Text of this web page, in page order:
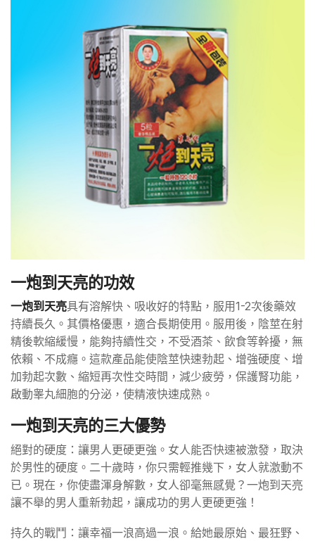
一炮到天亮的功效
一炮到天亮具有溶解快、吸收好的特點，服用1-2次後藥效
持續長久。其價格優惠，適合長期使用。服用後，陰莖在射
精後軟縮緩慢，能夠持續性交，不受酒茶、飲食等幹擾，無
依賴、不成癮。這款產品能使陰莖快速勃起、增強硬度、增
加勃起次數、縮短再次性交時間，減少疲勞，保護腎功能，
啟動睾丸細胞的分泌，使精液快速成熟。
一炮到天亮的三大優勢
絕對的硬度：讓男人更硬更強。女人能否快速被激發，取決
於男性的硬度。二十歲時，你只需輕推幾下，女人就激動不
已。現在，你使盡渾身解數，女人卻毫無感覺？一炮到天亮
讓不舉的男人重新勃起，讓成功的男人更硬更強！
持久的戰鬥：讓幸福一浪高過一浪。給她最原始、最狂野、